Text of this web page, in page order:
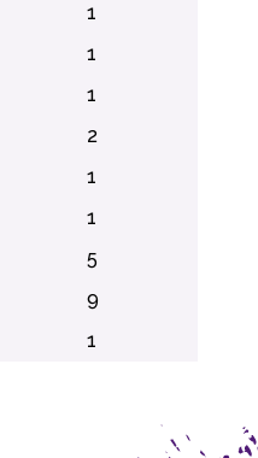
1
1
1
2
1
1
5
9
1